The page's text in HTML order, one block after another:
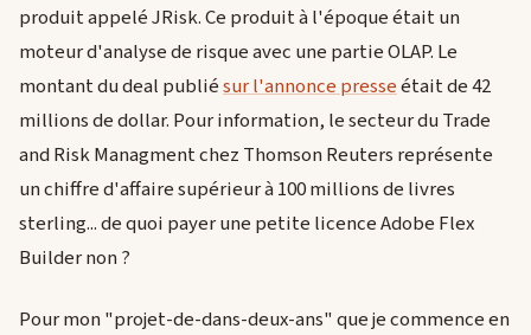
produit appelé JRisk. Ce produit à l'époque était un
moteur d'analyse de risque avec une partie OLAP. Le
montant du deal publiésur l'annonce presseétait de 42
millions de dollar. Pour information, le secteur du Trade
and Risk Managment chez Thomson Reuters représente
un chiffre d'affaire supérieur à 100 millions de livres
sterling... de quoi payer une petite licence Adobe Flex
Builder non ?
Pour mon "projet-de-dans-deux-ans" que je commence en